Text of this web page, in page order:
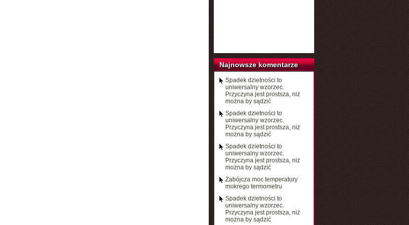
Najnowsze komentarze
Spadek dzietności to
uniwersalny wzorzec.
Przyczyna jest prostsza, niż
można by sądzić
Spadek dzietności to
uniwersalny wzorzec.
Przyczyna jest prostsza, niż
można by sądzić
Spadek dzietności to
uniwersalny wzorzec.
Przyczyna jest prostsza, niż
można by sądzić
Zabójcza moc temperatury
mokrego termometru
Spadek dzietności to
uniwersalny wzorzec.
Przyczyna jest prostsza, niż
można by sądzić